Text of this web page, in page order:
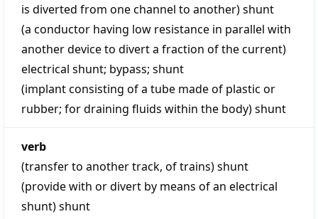
is diverted from one channel to another)shunt
(a conductor having low resistance in parallel with
another device to divert a fraction of the current)
electrical shunt; bypass; shunt
(implant consisting of a tube made of plastic or
rubber; for draining fluids within the body)shunt
verb
(transfer to another track, of trains)shunt
(provide with or divert by means of an electrical
shunt)shunt